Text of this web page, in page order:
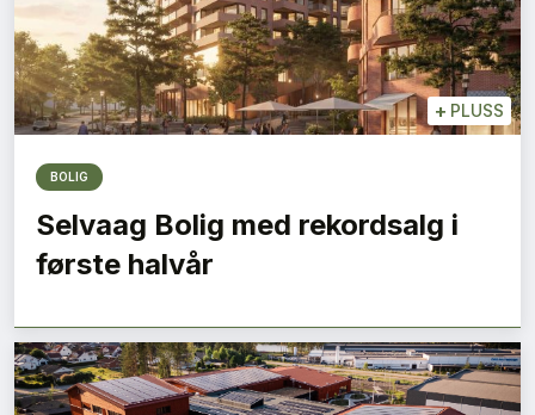
+ PLUSS
BOLIG
Selvaag Bolig med rekordsalg i
første halvår